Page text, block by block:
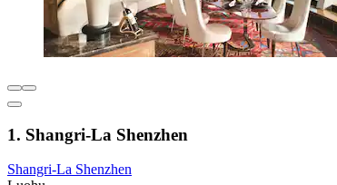
1. Shangri-La Shenzhen
Shangri-La Shenzhen